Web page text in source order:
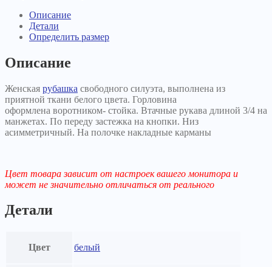
Описание
Детали
Определить размер
Описание
Женская рубашка свободного силуэта, выполнена из
приятной ткани белого цвета. Горловина
оформлена воротником- стойка. Втачные рукава длиной 3/4 на
манжетах. По переду застежка на кнопки. Низ
асимметричный. На полочке накладные карманы
Цвет товара зависит от настроек вашего монитора и
может не значительно отличаться от реального
Детали
Цвет белый